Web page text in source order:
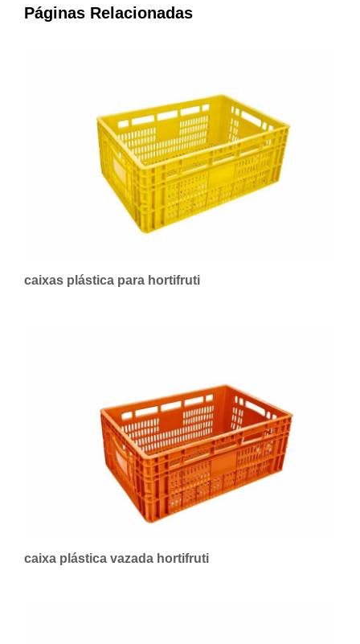
Páginas Relacionadas
caixas plástica para hortifruti
caixa plástica vazada hortifruti